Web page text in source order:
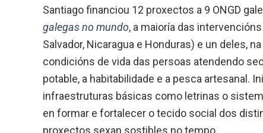
Santiago financiou 12 proxectos a 9 ONGD
galegas no mundo, a maioría das
Salvador, Nicaragua e Honduras) e un deles,
condicións de vida das persoas atendendo
potable, a habitabilidade e a pesca artesanal.
infraestruturas básicas como letrinas o
en formar e fortalecer o tecido social dos
proxectos sexan sostibles no tempo.